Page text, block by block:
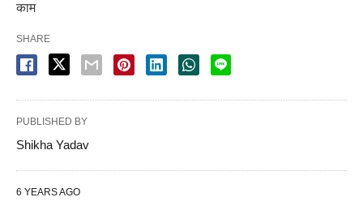
काम
SHARE
PUBLISHED BY
Shikha Yadav
6 YEARS AGO